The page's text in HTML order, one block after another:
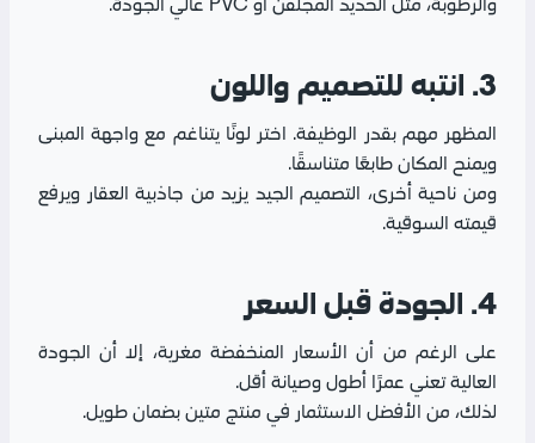
3. انتبه للتصميم واللون
المظهر مهم بقدر الوظيفة. اختر لونًا يتناغم مع واجهة المبنى
ويمنح المكان طابعًا متناسقًا.
ومن ناحية أخرى، التصميم الجيد يزيد من جاذبية العقار ويرفع
قيمته السوقية.
4. الجودة قبل السعر
على الرغم من أن الأسعار المنخفضة مغرية، إلا أن الجودة
العالية تعني عمرًا أطول وصيانة أقل.
لذلك، من الأفضل الاستثمار في منتج متين بضمان طويل.